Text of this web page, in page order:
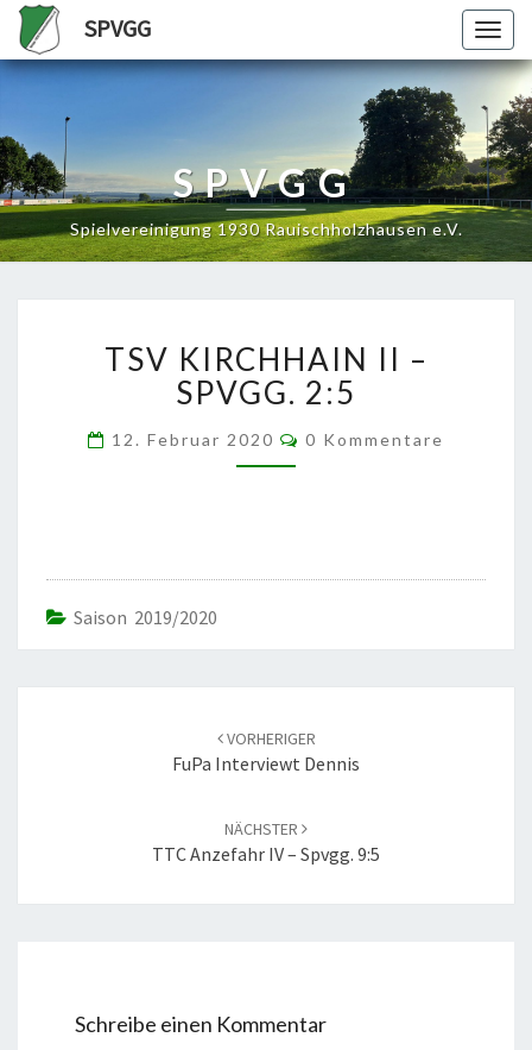
SPVGG
SPVGG
Spielvereinigung 1930 Rauischholzhausen e.V.
KIRCHHAIN
II
–
SPVGG.
2:5
TSV KIRCHHAIN II –
SPVGG. 2:5
12. Februar 2020 Kommentare
0 Kommentare
Saison 2019/2020
VORHERIGER
FuPa Interviewt Dennis
NÄCHSTER
TTC Anzefahr IV – Spvgg. 9:5
Schreibe einen Kommentar